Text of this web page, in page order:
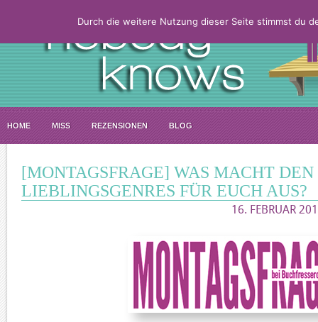
HOME MISS REZENSIONEN BLOG
[MONTAGSFRAGE] WAS MACHT DEN
LIEBLINGSGENRES FÜR EUCH AUS?
16. FEBRUAR
Durch die weitere Nutzung dieser Seite stimmst du